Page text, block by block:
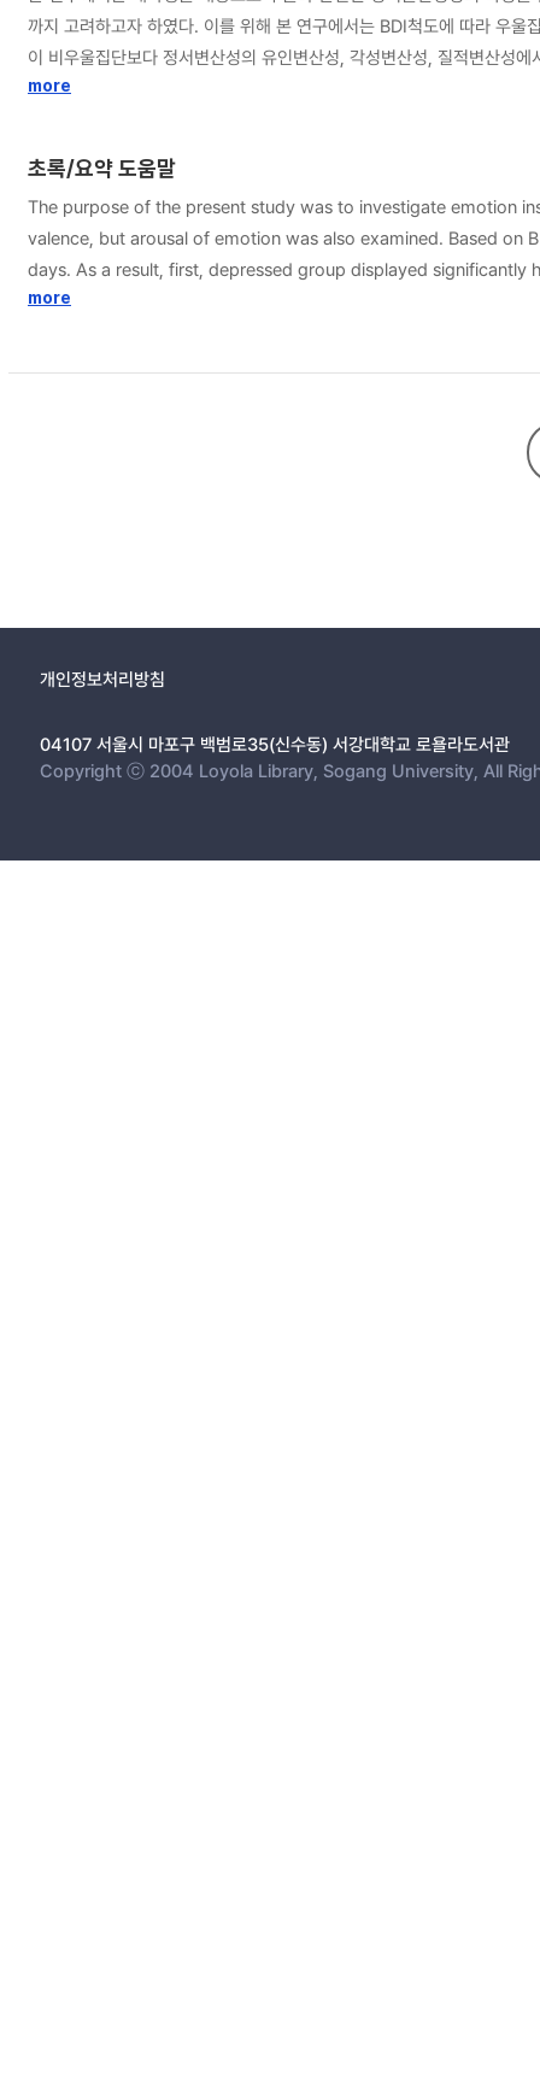
까지 고려하고자 하였다. 이를 위해 본 연구에서는 BDI척도에 따라
이 비우울집단보다 정서변산성의 유인변산성, 각성변산성, 질적변산성
않았다. 셋째, 우울집단은 비우울 집단보다 유인차원과 각성차원에서
more
초록/요약 도움말
The purpose of the present study was to investigate emotion
valence, but arousal of emotion was also examined. Based
days. As a result, first, depressed group displayed
was no group difference in pulse. Also, there was no
more
개인정보처리방침
04107 서울시 마포구 백범로35(신수동) 서강대학교 로욜라도서관
Copyright ⓒ 2004 Loyola Library, Sogang University, All